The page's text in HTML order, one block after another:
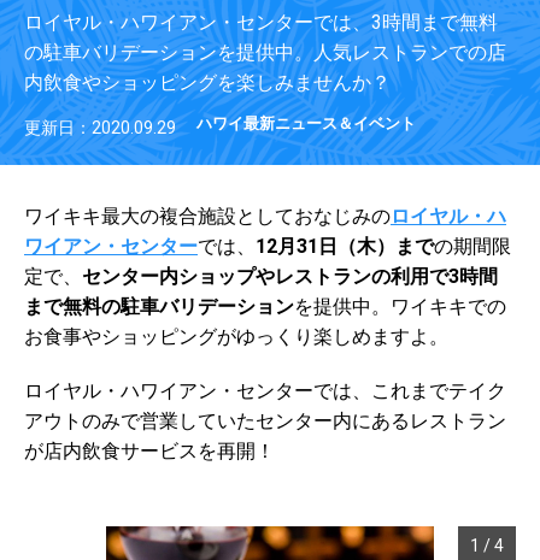
ロイヤル・ハワイアン・センターでは、3時間まで無料
の駐車バリデーションを提供中。人気レストランでの店
内飲食やショッピングを楽しみませんか？
更新日：2020.09.29 ハワイ最新ニュース＆イベント
ワイキキ最大の複合施設としておなじみのロイヤル・ハ
ワイアン・センターでは、 12月31日（木）までの期間限
定で、 センター内ショップやレストランの利用で3時間
まで無料の駐車バリデーションを提供中。ワイキキでの
お食事やショッピングがゆっくり楽しめますよ。
ロイヤル・ハワイアン・センターでは、これまでテイク
アウトのみで営業していたセンター内にあるレストラン
が店内飲食サービスを再開！
1 /4